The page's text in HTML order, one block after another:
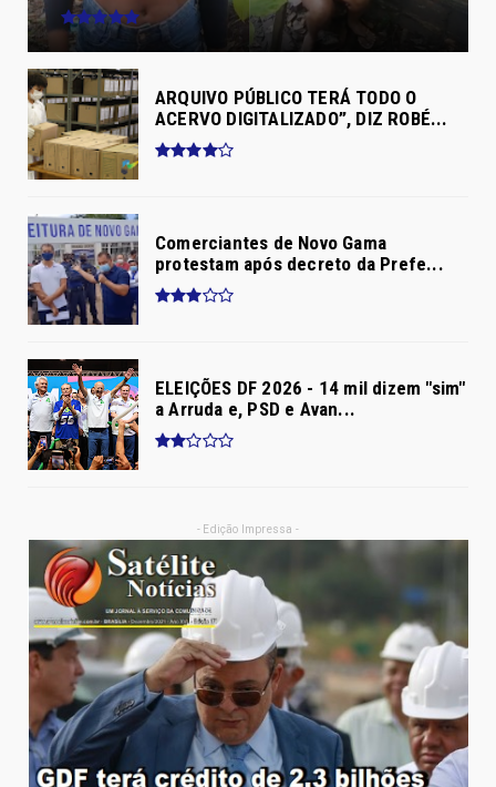
ARQUIVO PÚBLICO TERÁ TODO O
ACERVO DIGITALIZADO”, DIZ ROBÉ...
Comerciantes de Novo Gama
protestam após decreto da Prefe...
ELEIÇÕES DF 2026 - 14 mil dizem "sim"
a Arruda e, PSD e Avan...
- Edição Impressa -